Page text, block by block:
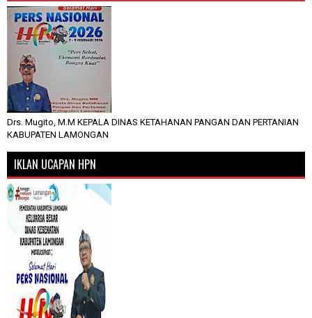
Drs. Mugito, M.M KEPALA DINAS KETAHANAN PANGAN DAN PERTANIAN
KABUPATEN LAMONGAN
IKLAN UCAPAN HPN